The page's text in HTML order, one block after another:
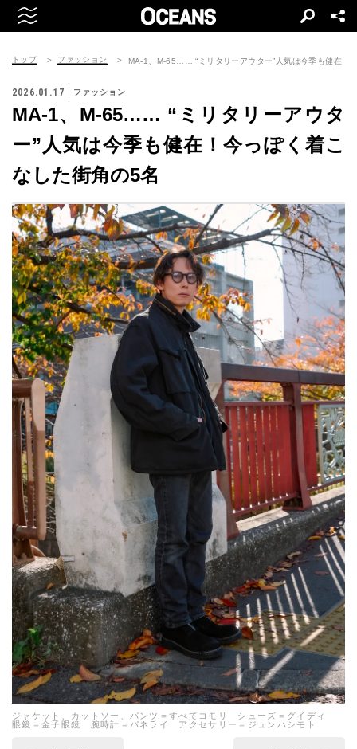
トップ ファッション MA-1、M-65…… “ミリタリーアウター”人気は今季も健在！
2026.01.17 ファッション
MA-1、M-65…… “ミリタリーアウタ
ー”人気は今季も健在！今っぽく着こ
なした街角の5名
ジャケット、カットソー、パンツ＝すべてコモリ シューズ＝グイディ
眼鏡＝金子眼鏡 腕時計＝パネライ アクセサリー＝ジュンハシモト